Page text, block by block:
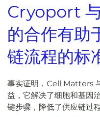
Cryoport
的合作有助
链流程的标
事实证明，Cell Matters
益，它解决了细胞和基因
键步骤，降低了供应链过